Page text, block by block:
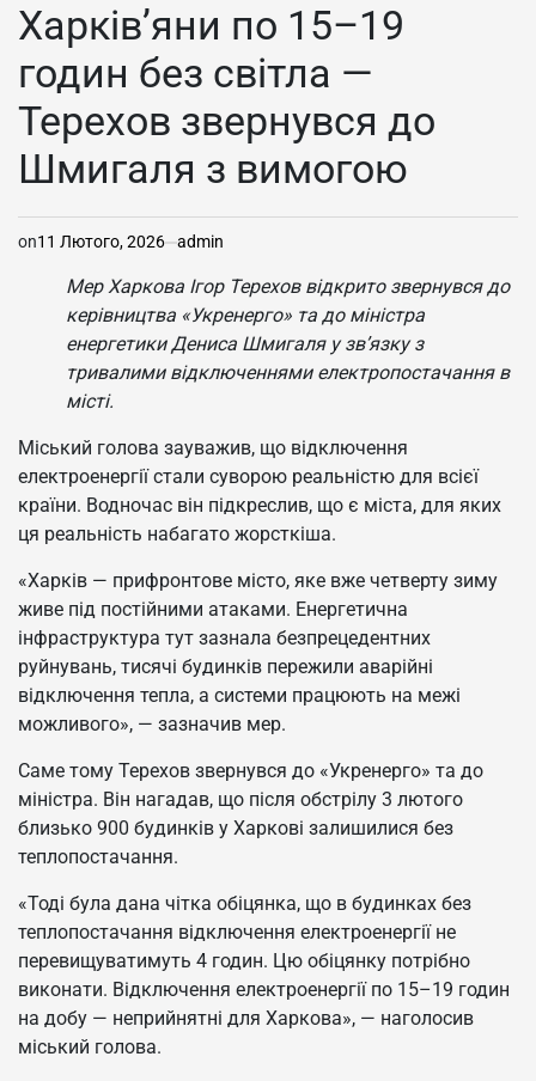
Харків’яни по 15–19
годин без світла —
Терехов звернувся до
Шмигаля з вимогою
on11 Лютого, 2026 admin
Мер Харкова Ігор Терехов відкрито звернувся до
керівництва «Укренерго» та до міністра
енергетики Дениса Шмигаля у зв’язку з
тривалими відключеннями електропостачання в
місті.
Міський голова зауважив, що відключення
електроенергії стали суворою реальністю для всієї
країни. Водночас він підкреслив, що є міста, для яких
ця реальність набагато жорсткіша.
«Харків — прифронтове місто, яке вже четверту зиму
живе під постійними атаками. Енергетична
інфраструктура тут зазнала безпрецедентних
руйнувань, тисячі будинків пережили аварійні
відключення тепла, а системи працюють на межі
можливого», — зазначив мер.
Саме тому Терехов звернувся до «Укренерго» та до
міністра. Він нагадав, що після обстрілу 3 лютого
близько 900 будинків у Харкові залишилися без
теплопостачання.
«Тоді була дана чітка обіцянка, що в будинках без
теплопостачання відключення електроенергії не
перевищуватимуть 4 годин. Цю обіцянку потрібно
виконати. Відключення електроенергії по 15–19 годин
на добу — неприйнятні для Харкова», — наголосив
міський голова.